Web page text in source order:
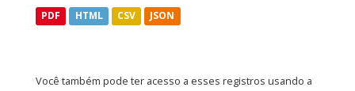
PDF HTML CSV JSON
Você também pode ter acesso a esses registros usando a